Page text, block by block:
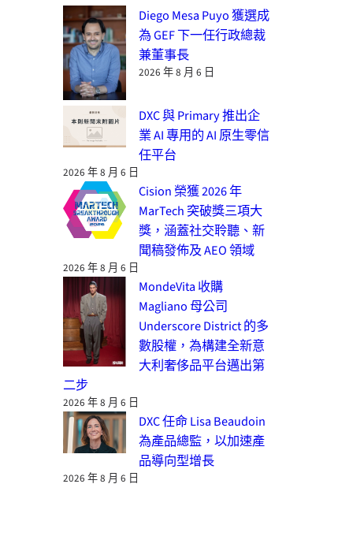
Diego Mesa Puyo 獲選成
為 GEF 下一任行政總裁
兼董事長
2026 年 8 月 6 日
DXC 與 Primary 推出企
業 AI 專用的 AI 原生零信
任平台
2026 年 8 月 6 日
Cision 榮獲 2026 年
MarTech 突破獎三項大
獎，涵蓋社交聆聽、新
聞稿發佈及 AEO 領域
2026 年 8 月 6 日
MondeVita 收購
Magliano 母公司
Underscore District 的多
數股權，為構建全新意
大利奢侈品平台邁出第
二步
2026 年 8 月 6 日
DXC 任命 Lisa Beaudoin
為產品總監，以加速產
品導向型增長
2026 年 8 月 6 日